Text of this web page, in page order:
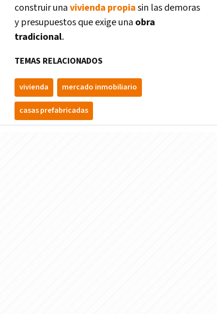
construir unavivienda propiasin las demoras
y presupuestos que exige una obra
tradicional.
TEMAS RELACIONADOS
vivienda mercado inmobiliario
casas prefabricadas